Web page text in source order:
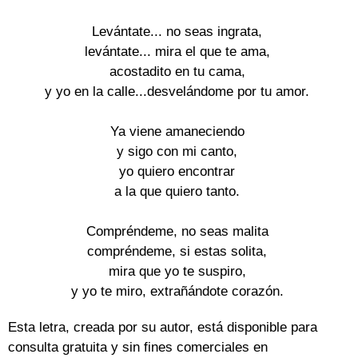
Levántate... no seas ingrata,
levántate... mira el que te ama,
acostadito en tu cama,
y yo en la calle...desvelándome por tu amor.
Ya viene amaneciendo
y sigo con mi canto,
yo quiero encontrar
a la que quiero tanto.
Compréndeme, no seas malita
compréndeme, si estas solita,
mira que yo te suspiro,
y yo te miro, extrañándote corazón.
Esta letra, creada por su autor, está disponible para
consulta gratuita y sin fines comerciales en